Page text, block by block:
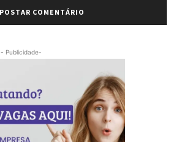
- Publicidade-